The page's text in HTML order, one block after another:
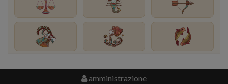
amministrazione